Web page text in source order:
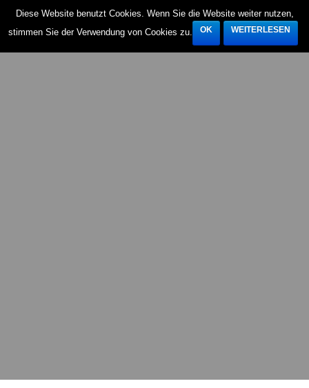
Diese Website benutzt Cookies. Wenn Sie die Website weiter nutzen,
stimmen Sie der Verwendung von Cookies zu.
OK WEITERLESEN